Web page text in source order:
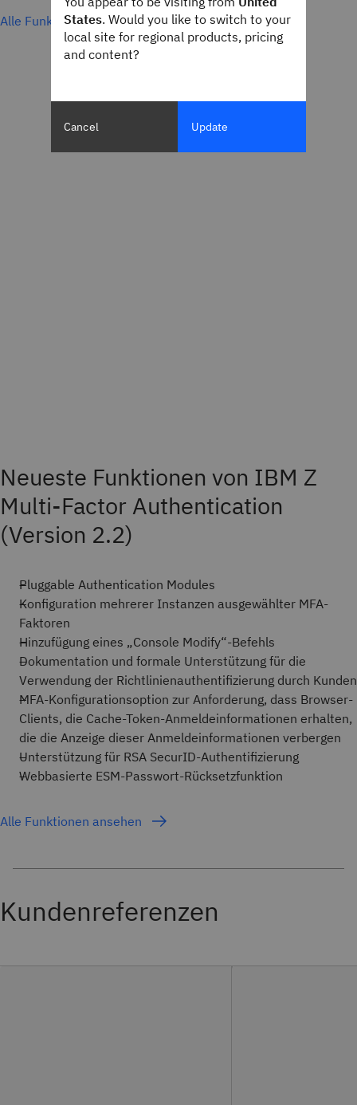
Alle Funktionen ansehen
Neueste Funktionen von IBM Z
Multi-Factor Authentication
(Version 2.2)
Pluggable Authentication Modules
Konfiguration mehrerer Instanzen ausgewählter MFA-
Faktoren
Hinzufügung eines „Console Modify“-Befehls
Dokumentation und formale Unterstützung für die
Verwendung der Richtlinienauthentifizierung durch Kunden
MFA-Konfigurationsoption zur Anforderung, dass Browser-
Clients, die Cache-Token-Anmeldeinformationen erhalten,
die die Anzeige dieser Anmeldeinformationen verbergen
Unterstützung für RSA SecurID-Authentifizierung
Webbasierte ESM-Passwort-Rücksetzfunktion
Alle Funktionen ansehen
Kundenreferenzen
States. Would you like to switch to your
local site for regional products, pricing
and content?
Cancel Update